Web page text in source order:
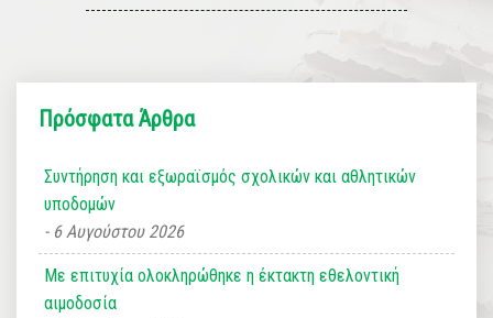
Πρόσφατα Άρθρα
Συντήρηση και εξωραϊσμός σχολικών και αθλητικών
υποδομών
6 Αυγούστου 2026
Με επιτυχία ολοκληρώθηκε η έκτακτη εθελοντική
αιμοδοσία